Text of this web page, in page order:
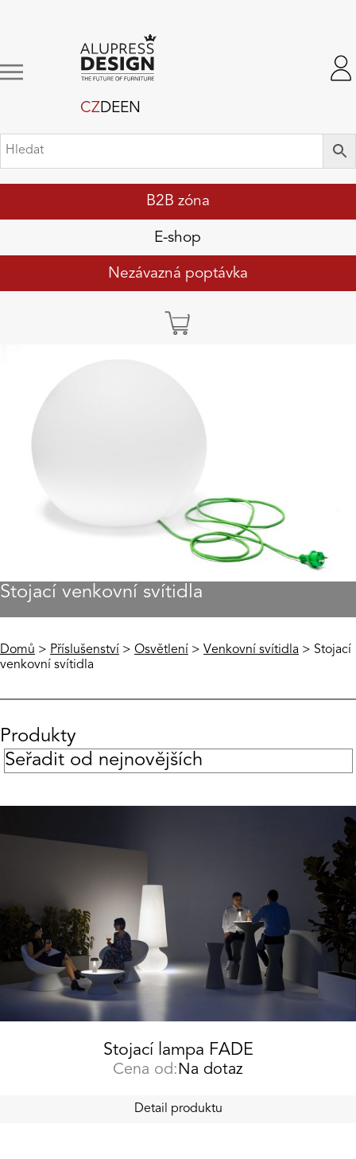
B2B zóna
E-shop
Nezávazná poptávka
CZDEEN
Stojací venkovní svítidla
Domů > Příslušenství > Osvětlení > Venkovní svítidla > Stojací
venkovní svítidla
Produkty
Stojací lampa FADE
Cena od: Na dotaz
Detail produktu